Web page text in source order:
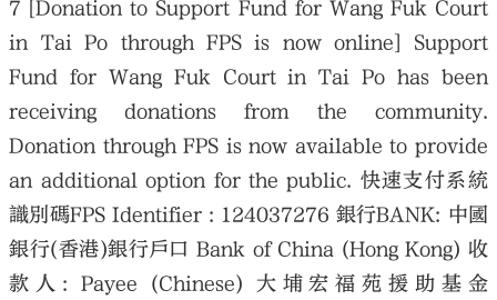
大公文匯
7 [Donation to Support Fund for Wang Fuk Court
in Tai Po through FPS is now online] Support
Fund for Wang Fuk Court in Tai Po has been
receiving donations from the community.
Donation through FPS is now available to provide
an additional option for the public. 快速支付系統
識別碼FPS Identifier : 124037276 銀行BANK: 中國
銀行(香港)銀行戶口 Bank of China (Hong Kong) 收
款人: Payee (Chinese) 大埔宏福苑援助基金